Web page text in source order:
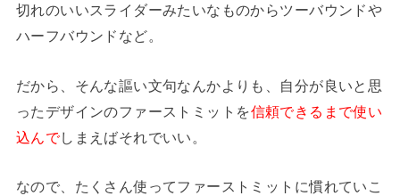
切れのいいスライダーみたいなものからツーバウンドや
ハーフバウンドなど。
だから、そんな謳い文句なんかよりも、自分が良いと思
ったデザインのファーストミットを信頼できるまで使い
込んでしまえばそれでいい。
なので、たくさん使ってファーストミットに慣れていこ